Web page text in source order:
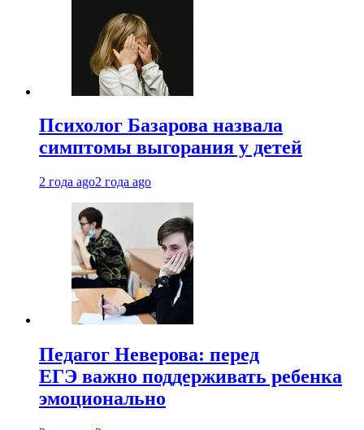
Психолог Базарова назвала
симптомы выгорания у детей
2 года ago2 года ago
Педагог Неверова: перед
ЕГЭ важно поддерживать ребенка
эмоционально